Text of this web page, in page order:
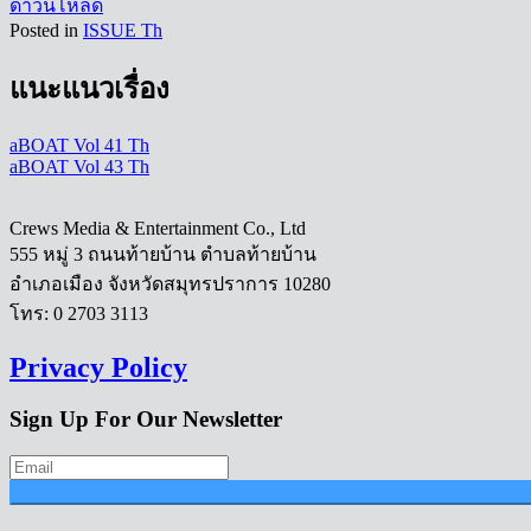
ดาวน์โหลด
Posted in ISSUE Th
แนะแนวเรื่อง
aBOAT Vol 41 Th
aBOAT Vol 43 Th
Crews Media & Entertainment Co., Ltd
555 หมู่ 3 ถนนท้ายบ้าน ตำบลท้ายบ้าน
อำเภอเมือง จังหวัดสมุทรปราการ 10280
โทร: 0 2703 3113
Privacy Policy
Sign Up For Our Newsletter